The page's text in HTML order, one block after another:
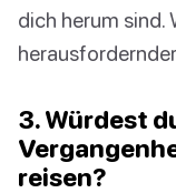
dich herum sind.
3. Würdest
reisen?